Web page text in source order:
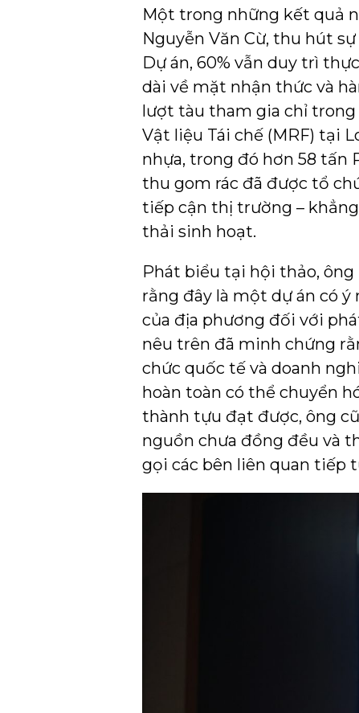
Một trong những kết quả
Nguyễn Văn Cừ, thu hút
Dự án, 60% vẫn duy trì
dài về mặt nhận thức và
lượt tàu tham gia chỉ trong
Vật liệu Tái chế (MRF) tại
nhựa, trong đó hơn 58 tấn
thu gom rác đã được tổ
tiếp cận thị trường –
thải sinh hoạt.
Phát biểu tại hội thảo,
rằng đây là một dự án có
của địa phương đối với
nêu trên đã minh chứng
chức quốc tế và doanh
hoàn toàn có thể chuyển
thành tựu đạt được, ông
nguồn chưa đồng đều và
gọi các bên liên quan tiếp